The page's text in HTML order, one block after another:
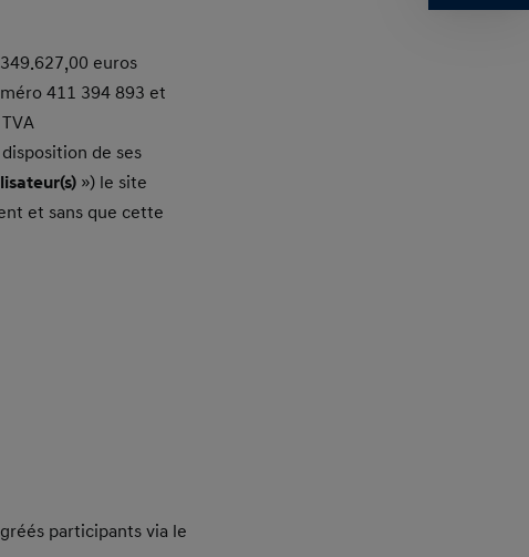
euros
411 394 893 et
de ses
») le site
et sans que cette
participants via le